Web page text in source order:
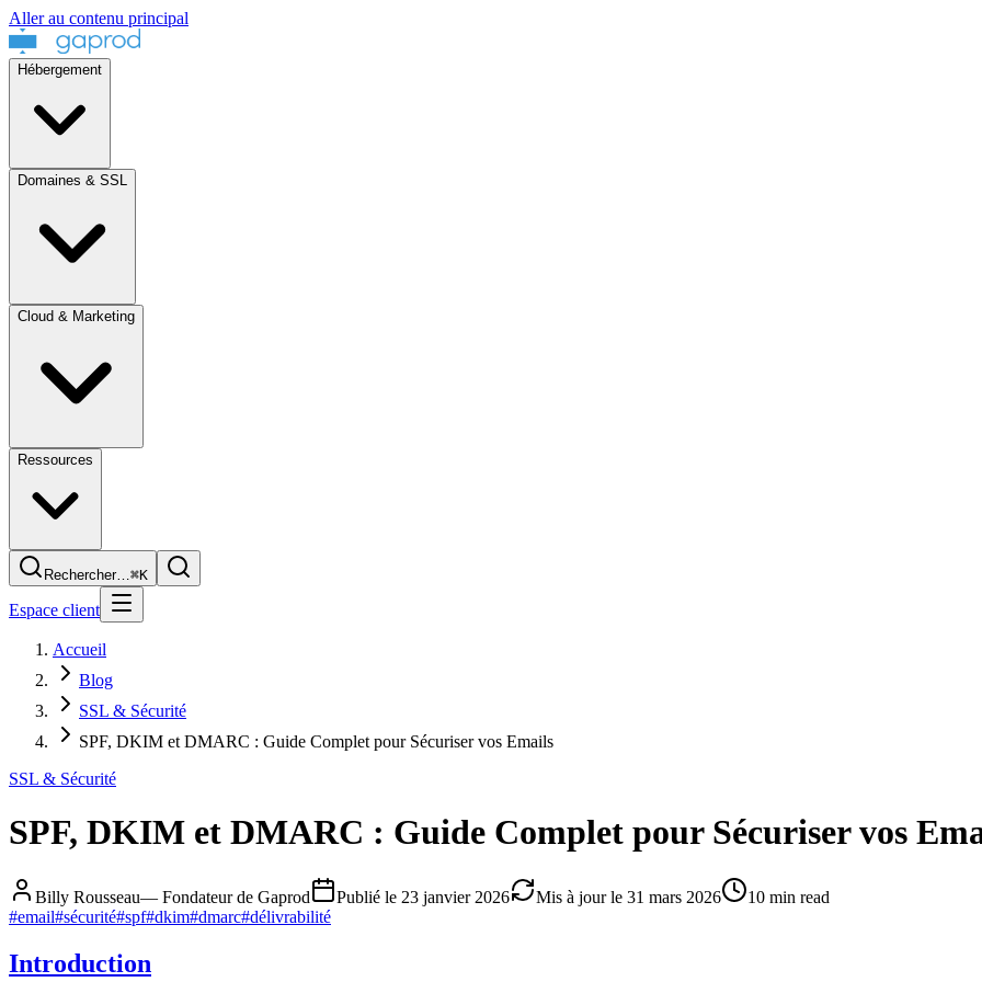
Aller au contenu principal
Hébergement
Domaines & SSL
Cloud & Marketing
Ressources
Rechercher…⌘K
Espace client
Accueil
Blog
SSL & Sécurité
SPF, DKIM et DMARC : Guide Complet pour Sécuriser vos Emails
SSL & Sécurité
SPF, DKIM et DMARC : Guide Complet pour Sécuriser vos
Billy Rousseau— Fondateur de Gaprod Publié le 23 janvier 2026 Mis à jour le 31 mars 2026
10 min read
#email#sécurité#spf#dkim#dmarc#délivrabilité
Introduction